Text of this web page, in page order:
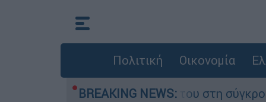
Πολιτική Οικονομία
BREAKING NEWS:
που έχασε τη ζωή του στη σύγκρουση